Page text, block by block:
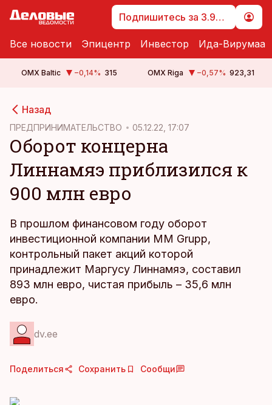
Подпишитесь за 3.99 €
Все новости Эпицентр Инвестор Ида-Вирумаа
OMX Baltic −0,14% 315 OMX Riga −0,57% 923,31
Назад
ПРЕДПРИНИМАТЕЛЬСТВО 05.12.22, 17:07
Оборот концерна
Линнамяэ приблизился к
900 млн евро
В прошлом финансовом году оборот
инвестиционной компании MM Grupp,
контрольный пакет акций которой
принадлежит Маргусу Линнамяэ, составил
893 млн евро, чистая прибыль – 35,6 млн
евро.
dv.ee
Поделиться Сохранить Сообщи